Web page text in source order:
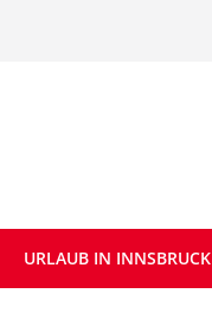
URLAUB IN INNSBRUCK